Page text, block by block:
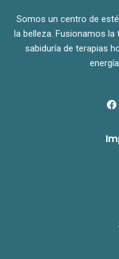
Somos un centro de
la belleza. Fusionamos
sabiduría de terapias
F
a
b